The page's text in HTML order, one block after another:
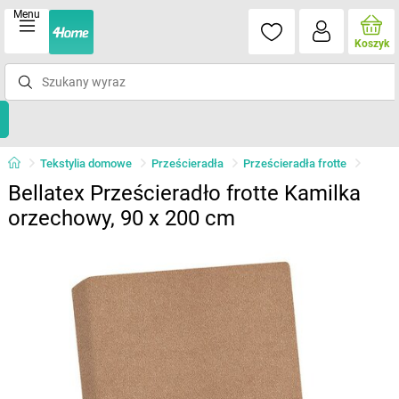
Menu
Koszyk
Tekstylia domowe Prześcieradła Prześcieradła frotte
Bellatex Prześcieradło frotte Kamilka
orzechowy, 90 x 200 cm